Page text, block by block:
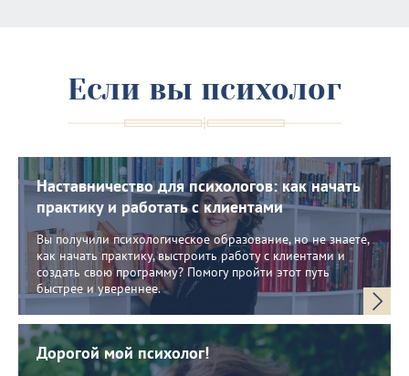
Если вы психолог
Наставничество для психологов: как начать
практику и работать с клиентами
Вы получили психологическое образование, но не знаете,
как начать практику, выстроить работу с клиентами и
создать свою программу? Помогу пройти этот путь
быстрее и увереннее.
Дорогой мой психолог!